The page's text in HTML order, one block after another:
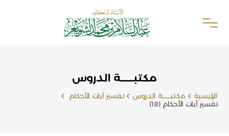
مكتبـــــة الدروس
الرئيسية مكتبـــــة الدروس
تفسير آيات الأحكام
تفسير آيات الأحكام (18)